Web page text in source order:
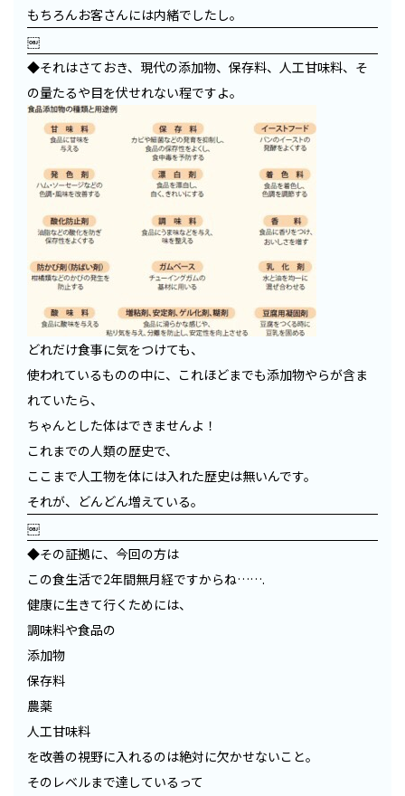
もちろんお客さんには内緒でしたし。
￼
◆それはさておき、現代の添加物、保存料、人工甘味料、そ
の量たるや目を伏せれない程ですよ。
どれだけ食事に気をつけても、
使われているものの中に、これほどまでも添加物やらが含ま
れていたら、
ちゃんとした体はできませんよ！
これまでの人類の歴史で、
ここまで人工物を体には入れた歴史は無いんです。
それが、どんどん増えている。
￼
◆その証拠に、今回の方は
この食生活で2年間無月経ですからね…….
健康に生きて行くためには、
調味料や食品の
添加物
保存料
農薬
人工甘味料
を改善の視野に入れるのは絶対に欠かせないこと。
そのレベルまで達しているって